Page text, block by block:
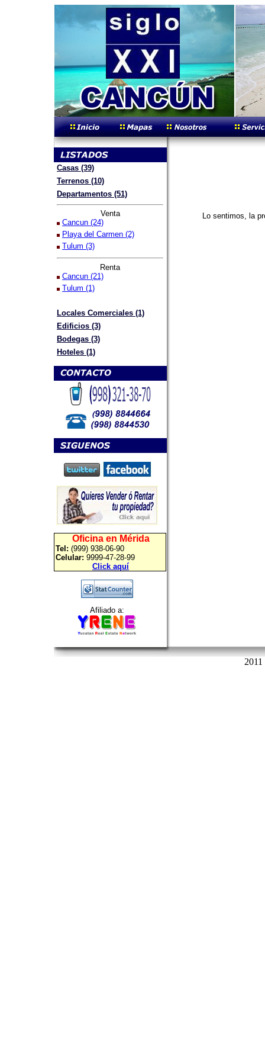
Casas (39)
Terrenos (10)
Departamentos (51)
Venta
Cancun (24)
Playa del Carmen (2)
Tulum (3)
Renta
Cancun (21)
Tulum (1)
Locales Comerciales (1)
Edificios (3)
Bodegas (3)
Hoteles (1)
Oficina en Mérida
Tel: (999) 938-06-90
Celular: 9999-47-28-99
Click aquí
Afiliado a:
Lo sentimos, la